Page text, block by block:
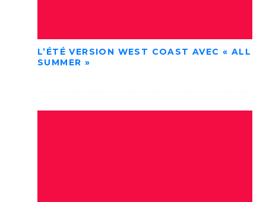
L’ÉTÉ VERSION WEST COAST AVEC « ALL
SUMMER »